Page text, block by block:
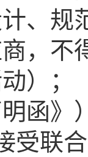
、规
，不
）；
函》
联合